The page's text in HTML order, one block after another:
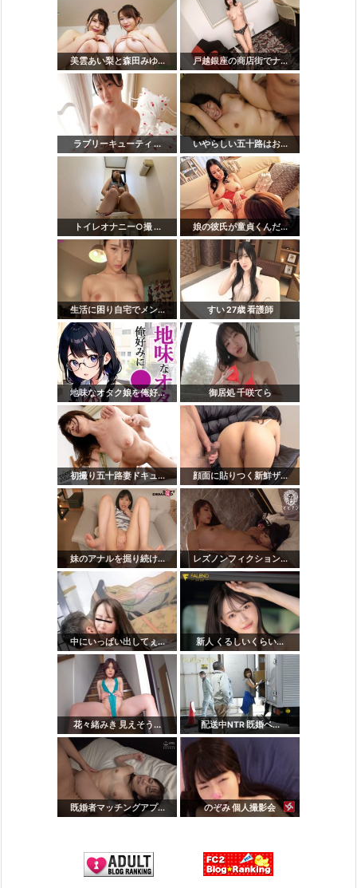
美雲あい梨と森田みゆ... 戸越銀座の商店街でナ...
ラブリーキューティ ... いやらしい五十路はお...
トイレオナニー○撮 ... 娘の彼氏が童貞くんだ...
生活に困り自宅でメン... すい 27歳 看護師
地味なオタク娘を俺好... 御居処 千咲てら
初撮り五十路妻ドキュ... 顔面に貼りつく新鮮ザ...
妹のアナルを掘り続け... レズノンフィクション...
中にいっぱい出してぇ... 新人 くるしいくらい...
花々緒みき 見えそう... 配送中NTR 既婚ベ...
既婚者マッチングアプ... のぞみ 個人撮影会